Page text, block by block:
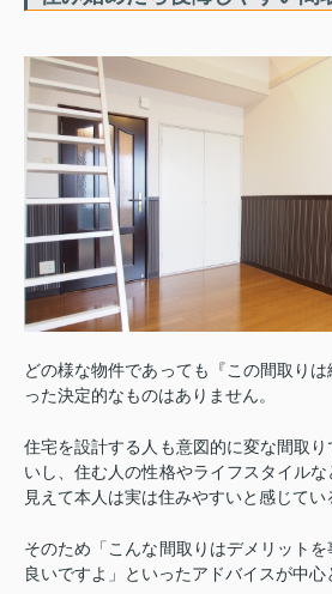
どの様な物件であっても『この間取り
った決定的なものはありません。
住宅を設計する人も意図的に変な間取
いし、住む人の性格やライフスタイル
見えて本人は実は住みやすいと感じてい
そのため「こんな間取りはデメリット
良いですよ」といったアドバイスが中心